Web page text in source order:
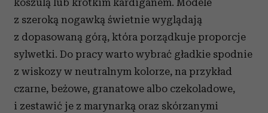
koszulą lub krótkim kardiganem. Modele
z szeroką nogawką świetnie wyglądają
z dopasowaną górą, która porządkuje proporcje
sylwetki. Do pracy warto wybrać gładkie spodnie
z wiskozy w neutralnym kolorze, na przykład
czarne, beżowe, granatowe albo czekoladowe,
i zestawić je z marynarką oraz skórzanymi